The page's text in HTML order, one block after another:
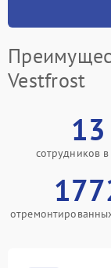
Vestfrost
13
сотрудников